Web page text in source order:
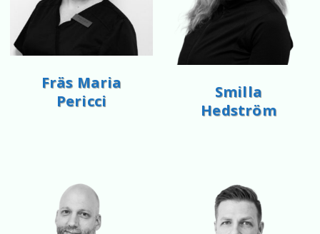
Fräs Maria
Pericci
Smilla
Hedström